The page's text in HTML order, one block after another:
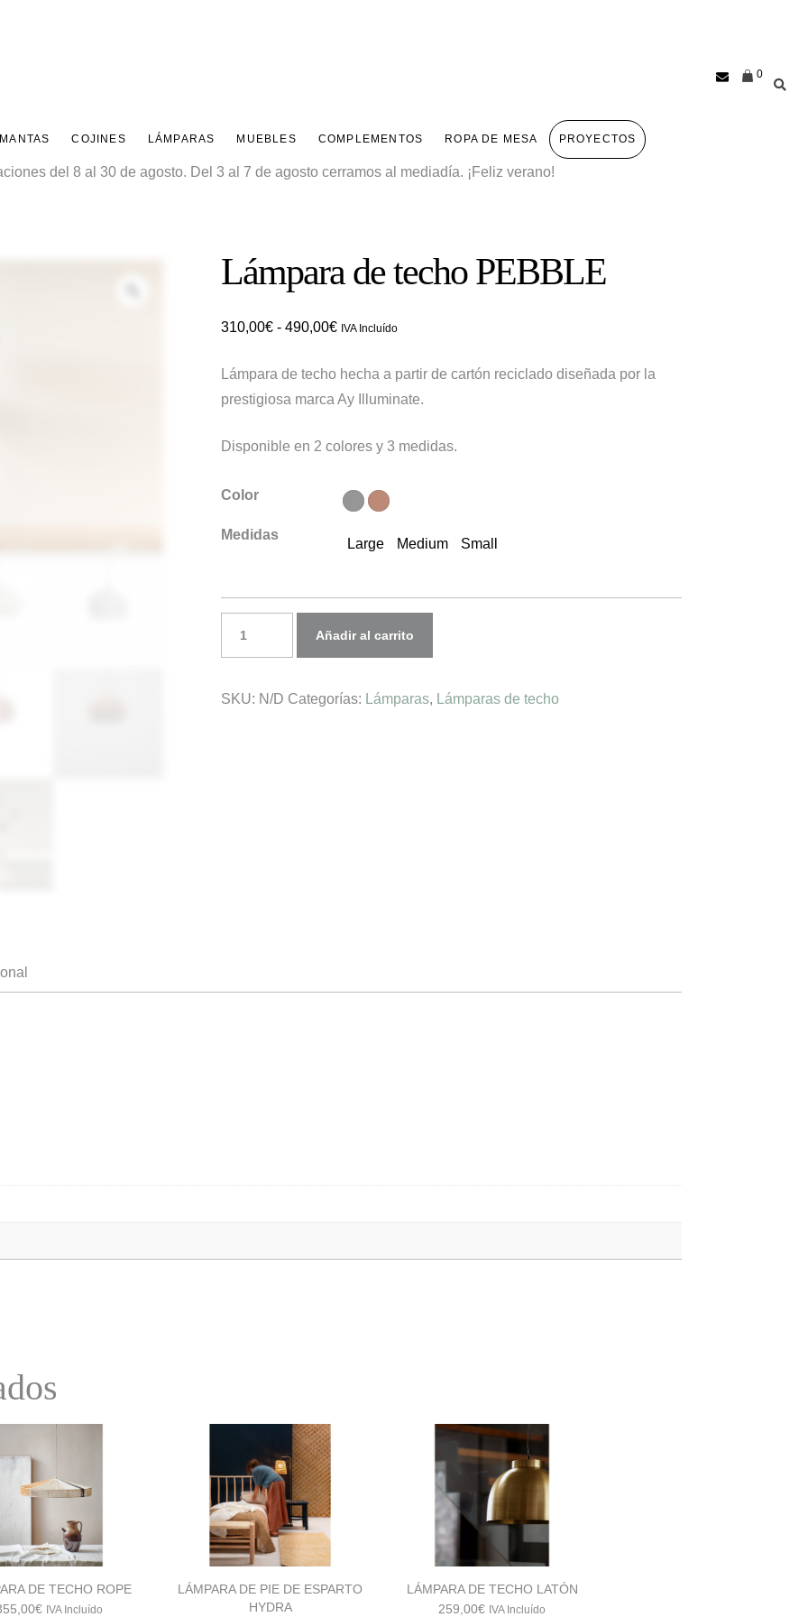
0
COJINES LÁMPARAS MUEBLES COMPLEMENTOS ROPA DE MESA PROYECTOS
del 8 al 30 de agosto. Del 3 al 7 de agosto cerramos al mediadía. ¡Feliz verano!
Lámpara de techo PEBBLE
310,00€ - 490,00€Rango
precios:
desde
hasta
IVA Incluído
Lámpara de techo hecha a partir de cartón reciclado diseñada por la
prestigiosa marca Ay Illuminate.
Disponible en 2 colores y 3 medidas.
Color
Medidas
Large Medium Small
PEBBLE
Añadir al carrito
SKU: N/D Categorías: Lámparas, Lámparas de techo
DE TECHO ROPE
€ IVA Incluído
LÁMPARA DE PIE DE ESPARTO
HYDRA
LÁMPARA DE TECHO LATÓN
259,00€ IVA Incluído